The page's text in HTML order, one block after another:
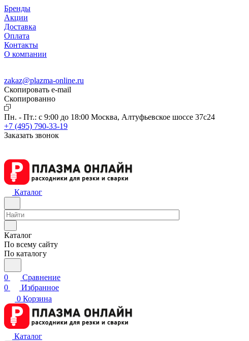
Бренды
Акции
Доставка
Оплата
Контакты
О компании
zakaz@plazma-online.ru
Скопировать e-mail
Cкопированно
Пн. - Пт.: с 9:00 до 18:00 Москва, Алтуфьевское шоссе 37с24
+7 (495) 790-33-19
Заказать звонок
Каталог
Каталог
По всему сайту
По каталогу
0
Сравнение
0
Избранное
0 Корзина
Каталог